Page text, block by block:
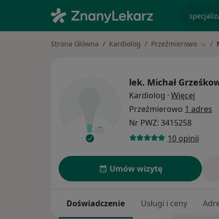
Strona Główna Kardiolog Przeźmierowo
lek. Michał
Kardiolog · Więcej
Przeźmierowo 1 adres
Nr PWZ: 3415258
10 opinii
Umów wizytę
Doświadczenie Usługi i ceny